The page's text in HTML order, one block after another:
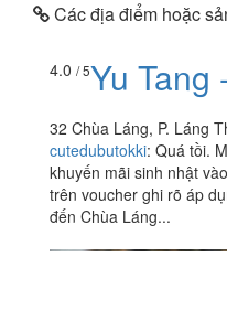
Các địa điểm hoặc
4.0 / 5Yu Tang
32 Chùa Láng, P. Láng
cutedubutokki: Quá tồi.
khuyến mãi sinh nhật
trên voucher ghi rõ áp
đến Chùa Láng...